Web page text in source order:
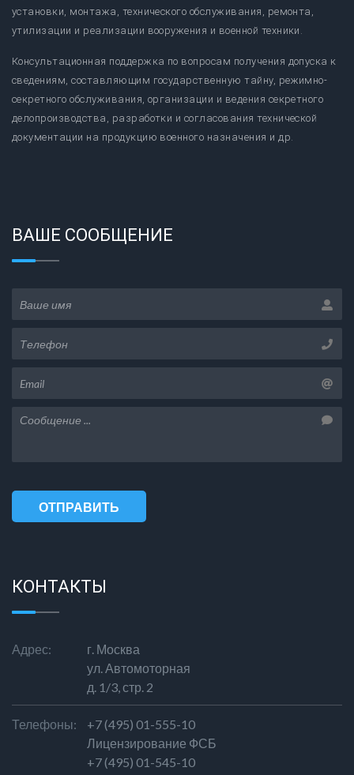
установки, монтажа, технического обслуживания, ремонта,
утилизации и реализации вооружения и военной техники.
Консультационная поддержка по вопросам получения допуска к
сведениям, составляющим государственную тайну, режимно-
секретного обслуживания, организации и ведения секретного
делопроизводства, разработки и согласования технической
документации на продукцию военного назначения и др.
ВАШЕ СООБЩЕНИЕ
ОТПРАВИТЬ
КОНТАКТЫ
Адрес:
г. Москва
ул. Автомоторная
д. 1/3, стр. 2
Телефоны:
+7 (495) 01-555-10
Лицензирование ФСБ
+7 (495) 01-545-10